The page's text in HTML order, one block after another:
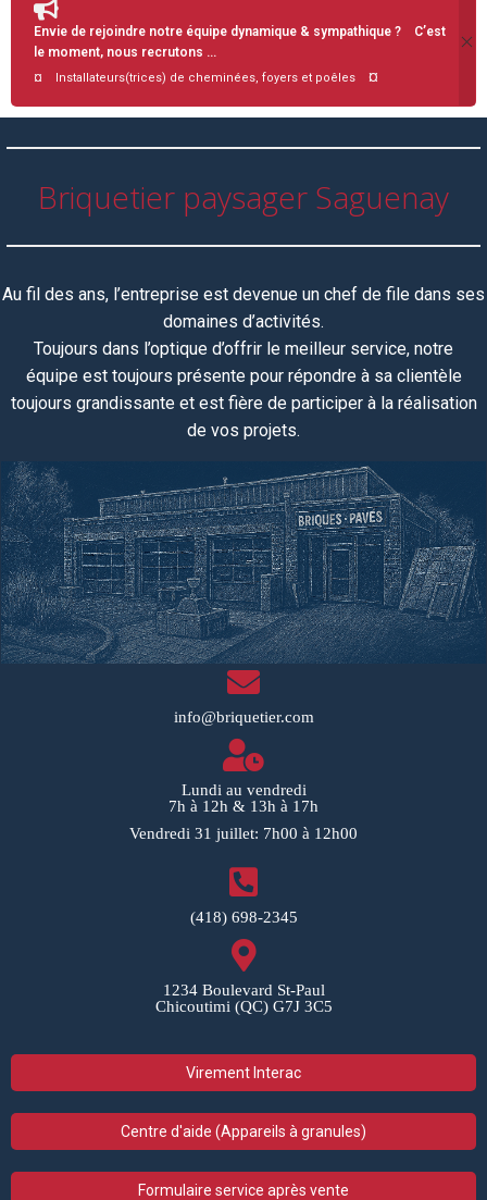
Envie de rejoindre notre équipe dynamique & sympathique ? C’est
le moment, nous recrutons …
¤ Installateurs(trices) de cheminées, foyers et poêles ¤
Briquetier paysager Saguenay
Au fil des ans, l’entreprise est devenue un chef de file dans ses
domaines d’activités.
Toujours dans l’optique d’offrir le meilleur service, notre
équipe est toujours présente pour répondre à sa clientèle
toujours grandissante et est fière de participer à la réalisation
de vos projets.
info@briquetier.com
Lundi au vendredi
7h à 12h & 13h à 17h
Vendredi 31 juillet: 7h00 à 12h00
(418) 698-2345
1234 Boulevard St-Paul
Chicoutimi (QC) G7J 3C5
Virement Interac
Centre d'aide (Appareils à granules)
Formulaire service après vente